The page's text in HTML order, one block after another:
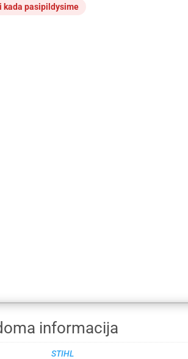
kada pasipildysime
informacija
STIHL